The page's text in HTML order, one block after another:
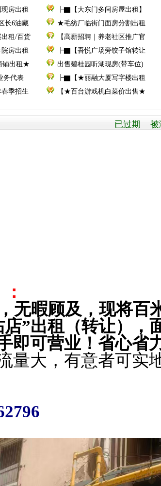
房出租 ┣▇【大东门多间房屋出租】
长6油藏 ★毛纺厂临街门面房分割出租
租/百货 【高薪招聘｜养老社区推广官
房出租 ┣▇【吾悦广场旁饺子馆转让
铺出租★ 出售碧桂园听湖现房(带车位)
务代表 ┣▇【★丽融大厦写字楼出租
春季招生 【★百台游戏机白菜价出售★
已过期 被
无暇顾及，现将百
”出租（转让），
即可营业！省心省力
量大，有意者可实